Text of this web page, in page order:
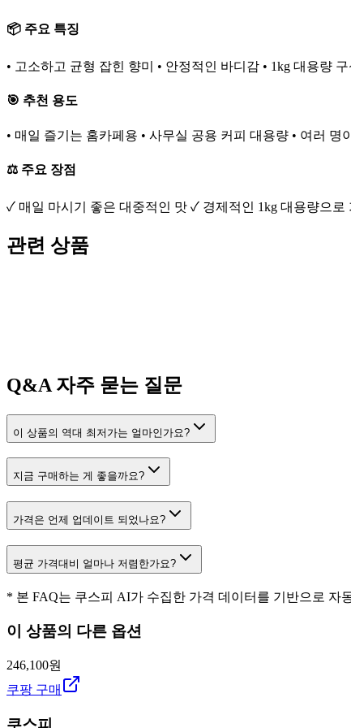
📦 주요 특징
• 고소하고 균형 잡힌 향미 • 안정적인 바디감 • 1kg 대용량
🎯 추천 용도
• 매일 즐기는 홈카페용 • 사무실 공용 커피 대용량 • 여러 명
⚖️ 주요 장점
✓ 매일 마시기 좋은 대중적인 맛 ✓ 경제적인 1kg 대용량으
관련 상품
Q&A 자주 묻는 질문
이 상품의 역대 최저가는 얼마인가요?
지금 구매하는 게 좋을까요?
가격은 언제 업데이트 되었나요?
평균 가격대비 얼마나 저렴한가요?
* 본 FAQ는 쿠스피 AI가 수집한 가격 데이터를 기반으로 자
이 상품의 다른 옵션
246,100원
쿠팡 구매
쿠스피